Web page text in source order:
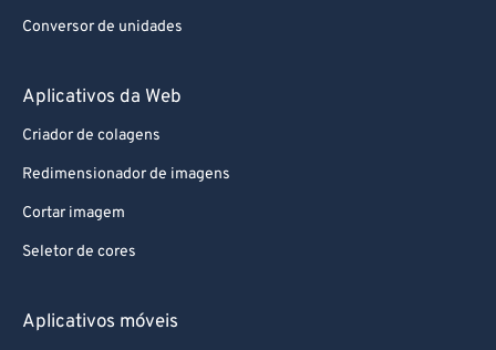
Conversor de unidades
Aplicativos da Web
Criador de colagens
Redimensionador de imagens
Cortar imagem
Seletor de cores
Aplicativos móveis